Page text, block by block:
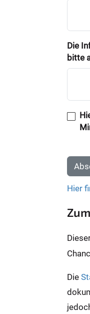
Die
bitte
Hier
Die